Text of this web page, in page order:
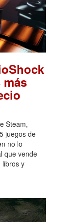
Steam,
juegos de
no lo
que vende
libros y